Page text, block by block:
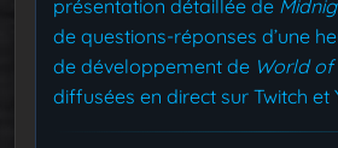
présentation détaillée de
de questions-réponses d’une
de développement de World
diffusées en direct sur Twitch et